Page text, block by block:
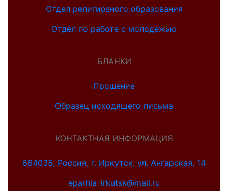
Отдел религиозного образования
Отдел по работе с молодежью
БЛАНКИ
Прошение
Образец исходящего письма
КОНТАКТНАЯ ИНФОРМАЦИЯ
664035, Россия, г. Иркутск, ул. Ангарская, 14
eparhia_irkutsk@mail.ru